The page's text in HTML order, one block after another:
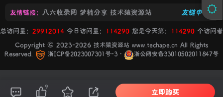
友链申请+
友情链接： 八六收录网 梦楠分享 技术猿资源站
总访问量： 29912014 今日访问量： 114290 您是今天第： 114290 个访问者
Copyright © 2023-2026 技术猿资源站 www.techape.cn All Rights
Reserved.
浙ICP备2023007301号-3 ・ 浙公网安备33010502011847号
9
立即购买